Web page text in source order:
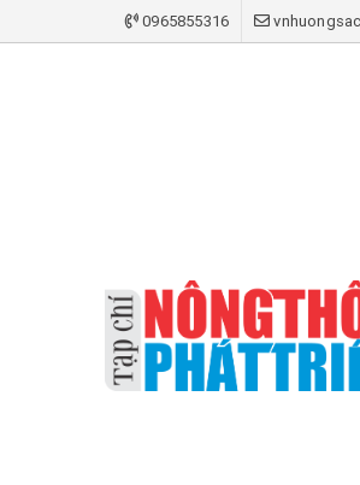
0965855316